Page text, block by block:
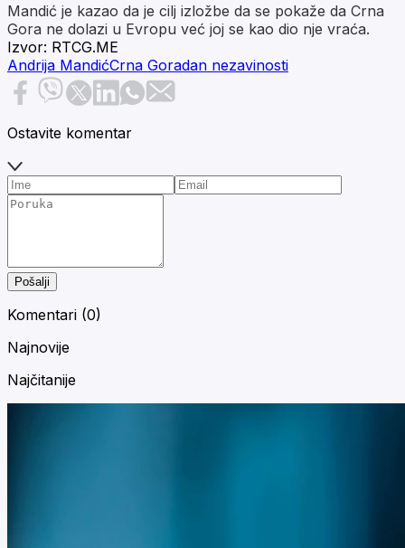
Mandić je kazao da je cilj izložbe da se pokaže da Crna
Gora ne dolazi u Evropu već joj se kao dio nje vraća.
Izvor: RTCG.ME
Andrija MandićCrna Goradan nezavinosti
Ostavite komentar
Pošalji
Komentari (0)
Najnovije
Najčitanije